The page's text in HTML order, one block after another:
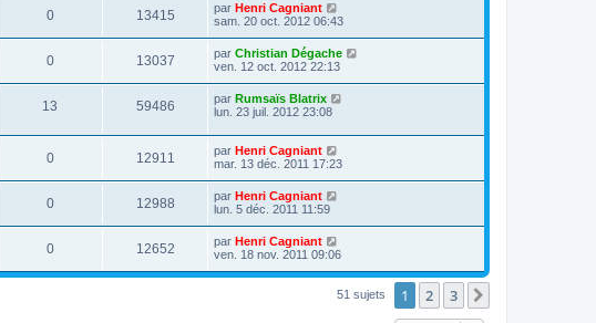
0 13415 par Henri Cagniant
sam. 20 oct. 2012 06:43
0 13037 par Christian Dégache
ven. 12 oct. 2012 22:13
13 59486 par Rumsaïs Blatrix
lun. 23 juil. 2012 23:08
0 12911 par Henri Cagniant
mar. 13 déc. 2011 17:23
0 12988 par Henri Cagniant
lun. 5 déc. 2011 11:59
0 12652 par Henri Cagniant
ven. 18 nov. 2011 09:06
51 sujets 1 2 3